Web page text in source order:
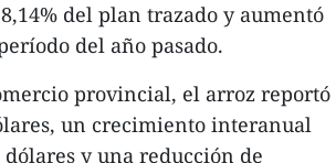
del plan trazado y aumentó
del año pasado.
provincial, el arroz reportó
un crecimiento interanual
y una reducción de